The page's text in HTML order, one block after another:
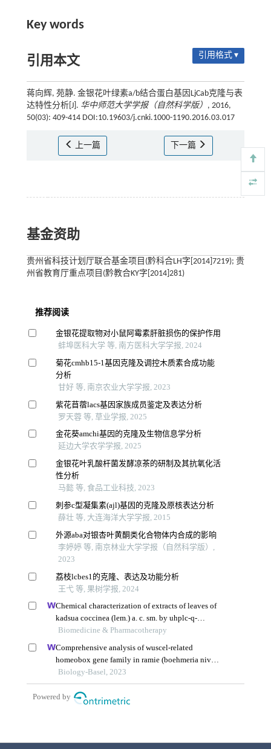
Key words
引用本文 引用格式 ▾
蒋向辉, 苑静. 金银花叶绿素a/b结合蛋白基因LjCab克隆与表
达特性分析[J]. 华中师范大学学报（自然科学版） , 2016,
50(03): 409-414 DOI:10.19603/j.cnki.1000-1190.2016.03.017
上一篇 下一篇
基金资助
贵州省科技计划厅联合基金项目(黔科合LH字[2014]7219); 贵
州省教育厅重点项目(黔教合KY字[2014]281)